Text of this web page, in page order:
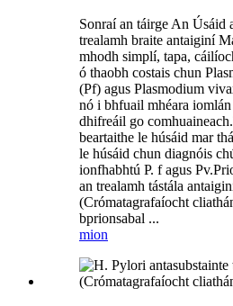
Sonraí an táirge An Úsáid
trealamh braite antaiginí
mhodh simplí, tapa,
ó thaobh costais chun
(Pf) agus Plasmodium
nó i bhfuail mhéara iomlán
dhifreáil go
beartaithe le húsáid mar
le húsáid chun diagnóis
ionfhabhtú P. f agus
an trealamh tástála
(Crómatagrafaíocht
bprionsabal ...
mion